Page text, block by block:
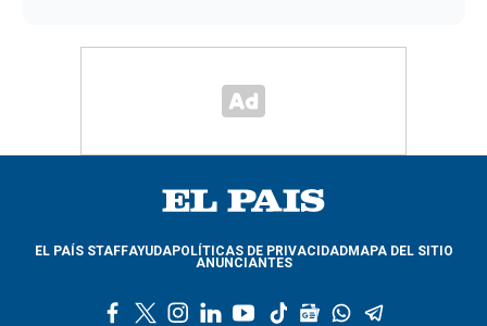
EL PAÍS STAFFAYUDAPOLÍTICAS DE PRIVACIDADMAPA DEL SITIO
ANUNCIANTES
l
y
t
g
w